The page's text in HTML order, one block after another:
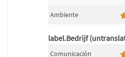
Ambiente
label.Bedrijf
Comunicación